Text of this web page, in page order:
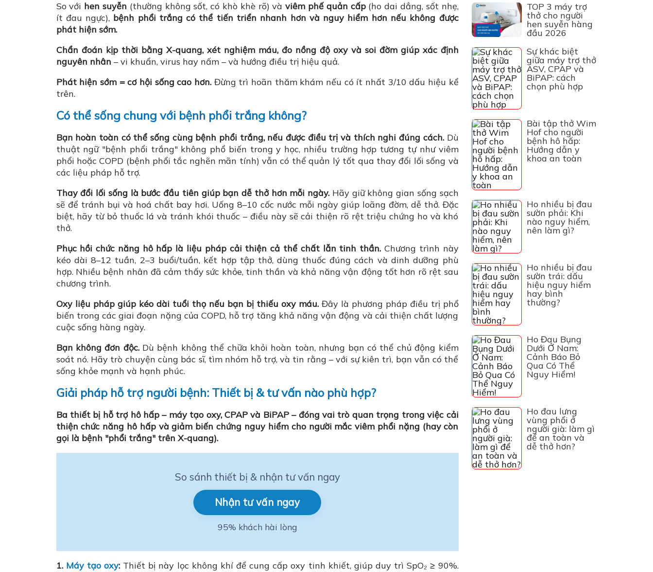
So với hen suyễn (thường không sốt, có khò khè rõ) vàviêm phế quản cấp(ho dai dẳng, sốt nhẹ,
ít đau ngực), bệnh phổi trắng có thể tiến triển nhanh hơn và nguy hiểm hơn nếu không được
phát hiện sớm.
Chẩn đoán kịp thời bằng X-quang, xét nghiệm máu, đo nồng độ oxy và soi đờm giúp xác định
nguyên nhân – vi khuẩn, virus hay nấm – và hướng điều trị hiệu quả.
Phát hiện sớm = cơ hội sống cao hơn.Đừng trì hoãn thăm khám nếu có ít nhất 3/10 dấu hiệu kể
trên.
Có thể sống chung với bệnh phổi trắng không?
Bạn hoàn toàn có thể sống cùng bệnh phổi trắng, nếu được điều trị và thích nghi đúng cách.Dù
thuật ngữ "bệnh phổi trắng" không phổ biến trong y học, nhiều trường hợp tương tự như viêm
phổi hoặc COPD (bệnh phổi tắc nghẽn mãn tính) vẫn có thể quản lý tốt qua thay đổi lối sống và
các liệu pháp hỗ trợ.
Thay đổi lối sống là bước đầu tiên giúp bạn dễ thở hơn mỗi ngày. Hãy giữ không gian sống sạch
sẽ để tránh bụi và hoá chất bay hơi. Uống 8–10 cốc nước mỗi ngày giúp loãng đờm, dễ thở. Đặc
biệt, hãy từ bỏ thuốc lá và tránh khói thuốc – điều này sẽ cải thiện rõ rệt triệu chứng ho và khó
thở.
Phục hồi chức năng hô hấp là liệu pháp cải thiện cả thể chất lẫn tinh thần. Chương trình này
kéo dài 8–12 tuần, 2–3 buổi/tuần, kết hợp tập thở, dùng thuốc đúng cách và dinh dưỡng phù
hợp. Nhiều bệnh nhân đã cảm thấy sức khỏe, tinh thần và khả năng vận động tốt hơn rõ rệt sau
chương trình.
Oxy liệu pháp giúp kéo dài tuổi thọ nếu bạn bị thiếu oxy máu.Đây là phương pháp điều trị phổ
biến trong các giai đoạn nặng của COPD, hỗ trợ tăng khả năng vận động và cải thiện chất lượng
cuộc sống hàng ngày.
Bạn không đơn độc.Dù bệnh không thể chữa khỏi hoàn toàn, nhưng bạn có thể chủ động kiểm
soát nó. Hãy trò chuyện cùng bác sĩ, tìm nhóm hỗ trợ, và tin rằng – với sự kiên trì, bạn vẫn có thể
sống khỏe mạnh và hạnh phúc.
Giải pháp hỗ trợ người bệnh: Thiết bị & tư vấn nào phù hợp?
Ba thiết bị hỗ trợ hô hấp – máy tạo oxy, CPAP và BiPAP – đóng vai trò quan trọng trong việc cải
thiện chức năng hô hấp và giảm biến chứng nguy hiểm cho người mắc viêm phổi nặng (hay còn
gọi là bệnh "phổi trắng" trên X-quang).
So sánh thiết bị & nhận tư vấn ngay
Nhận tư vấn ngay
95% khách hài lòng
1. Máy tạo oxy:Thiết bị này lọc không khí để cung cấp oxy tinh khiết, giúp duy trì SpO₂ ≥ 90%.
TOP 3 máy trợ
thở cho người
hen suyễn hàng
đầu 2026
Sự khác biệt
giữa máy trợ thở
ASV, CPAP và
BiPAP: cách
chọn phù hợp
Bài tập thở Wim
Hof cho người
bệnh hô hấp:
Hướng dẫn y
khoa an toàn
Ho nhiều bị đau
sườn phải: Khi
nào nguy hiểm,
nên làm gì?
Ho nhiều bị đau
sườn trái: dấu
hiệu nguy hiểm
hay bình
thường?
Ho Đau Bụng
Dưới Ở Nam:
Cảnh Báo Bỏ
Qua Có Thể
Nguy Hiểm!
Ho đau lưng
vùng phổi ở
người già: làm gì
để an toàn và
dễ thở hơn?